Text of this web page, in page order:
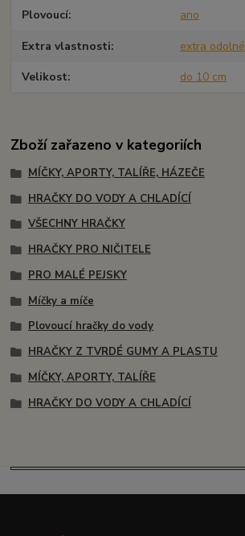
Plovoucí ano
Extra vlastnosti extra odolné
Velikost do 10 cm
Zboží zařazeno v kategoriích
MÍČKY, APORTY, TALÍŘE, HÁZEČE
HRAČKY DO VODY A CHLADÍCÍ
VŠECHNY HRAČKY
HRAČKY PRO NIČITELE
PRO MALÉ PEJSKY
Míčky a míče
Plovoucí hračky do vody
HRAČKY Z TVRDÉ GUMY A PLASTU
MÍČKY, APORTY, TALÍŘE
HRAČKY DO VODY A CHLADÍCÍ